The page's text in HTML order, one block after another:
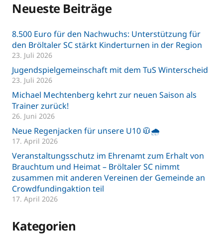
Neueste Beiträge
8.500 Euro für den Nachwuchs: Unterstützung für
den Bröltaler SC stärkt Kinderturnen in der Region
23. Juli 2026
Jugendspielgemeinschaft mit dem TuS Winterscheid
23. Juli 2026
Michael Mechtenberg kehrt zur neuen Saison als
Trainer zurück!
26. Juni 2026
Neue Regenjacken für unsere U10 🧥🌧️
17. April 2026
Veranstaltungsschutz im Ehrenamt zum Erhalt von
Brauchtum und Heimat – Bröltaler SC nimmt
zusammen mit anderen Vereinen der Gemeinde an
Crowdfundingaktion teil
17. April 2026
Kategorien